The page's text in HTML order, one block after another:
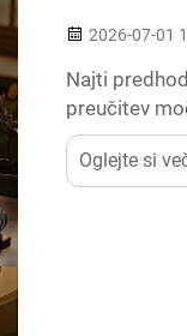
2026-07-01
Najti
preučitev
prekoračitve
Oglejte si